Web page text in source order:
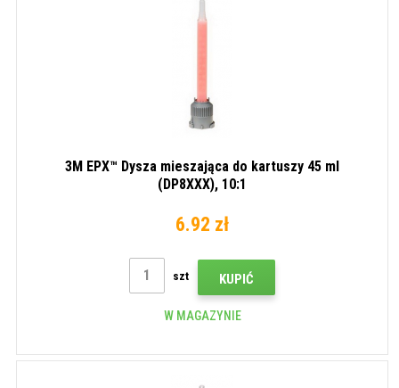
3M EPX™ Dysza mieszająca do kartuszy 45 ml
(DP8XXX), 10:1
6.92 zł
szt KUPIĆ
W MAGAZYNIE